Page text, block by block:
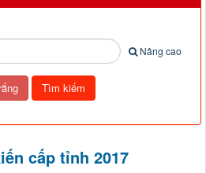
Nâng cao
cấp tỉnh 2017